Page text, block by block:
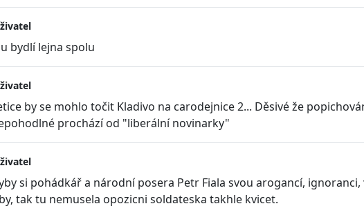
bydlí lejna spolu
by se mohlo točit Kladivo na carodejnice 2... Děsivé že
prochází od "liberální novinarky"
si pohádkář a národní posera Petr Fiala svou arogancí,
tak tu nemusela opozicni soldateska takhle kvicet.